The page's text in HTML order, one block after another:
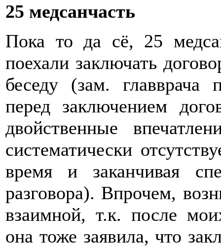
25 медсанчасть
Пока то да сё, 25
поехали заключать
беседу (зам. главврача
перед заключением
двойственные
систематически
время и заканчивая
разговора). Впрочем,
взаимной, т.к. после
она тоже заявила, что